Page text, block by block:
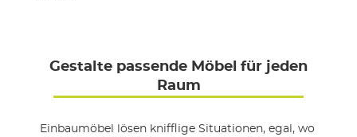
Gestalte passende Möbel für jeden
Raum
Einbaumöbel lösen knifflige Situationen, egal, wo